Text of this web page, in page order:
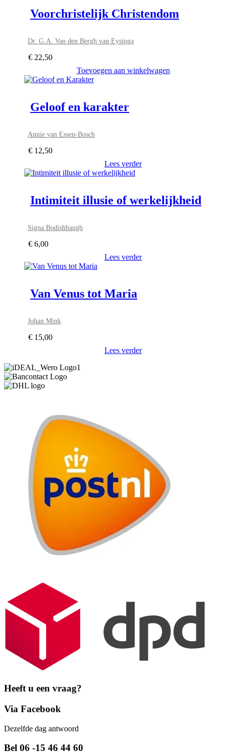
Voorchristelijk Christendom
Dr. G.A. Van den Bergh van Eysinga
€ 22,50
Toevoegen aan winkelwagen
Geloof en karakter
Annie van Essen-Bosch
€ 12,50
Lees verder
Intimiteit illusie of werkelijkheid
Signa Bodishbaugh
€ 6,00
Lees verder
Van Venus tot Maria
Johan Mink
€ 15,00
Lees verder
Heeft u een vraag?
Via Facebook
Dezelfde dag antwoord
Bel 06 -15 46 44 60